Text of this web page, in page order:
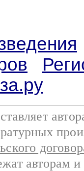
авторам